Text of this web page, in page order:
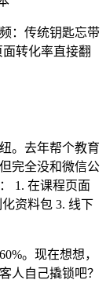
：传统钥匙忘带
转化率直接翻
。去年帮个教育
完全没和微信公
1. 在课程页面
资料包 3. 线下
。现在想想，
人自己撬锁吧？